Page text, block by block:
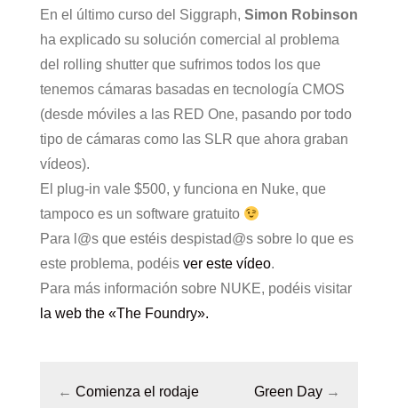
En el último curso del Siggraph, Simon Robinson
ha explicado su solución comercial al problema
del rolling shutter que sufrimos todos los que
tenemos cámaras basadas en tecnología CMOS
(desde móviles a las RED One, pasando por todo
tipo de cámaras como las SLR que ahora graban
vídeos).
El plug-in vale $500, y funciona en Nuke, que
tampoco es un software gratuito
Para l@s que estéis despistad@s sobre lo que es
este problema, podéis ver este vídeo.
Para más información sobre NUKE, podéis visitar
la web the «The Foundry».
← Comienza el rodaje
Green Day →